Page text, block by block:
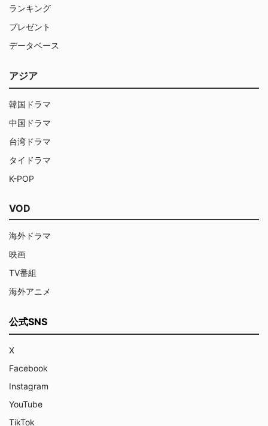
ランキング
プレゼント
データベース
アジア
韓国ドラマ
中国ドラマ
台湾ドラマ
タイドラマ
K-POP
VOD
海外ドラマ
映画
TV番組
海外アニメ
公式SNS
X
Facebook
Instagram
YouTube
TikTok